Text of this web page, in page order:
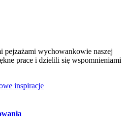
pejzażami wychowankowie naszej
prace i dzielili się wspomnieniami
inspiracje